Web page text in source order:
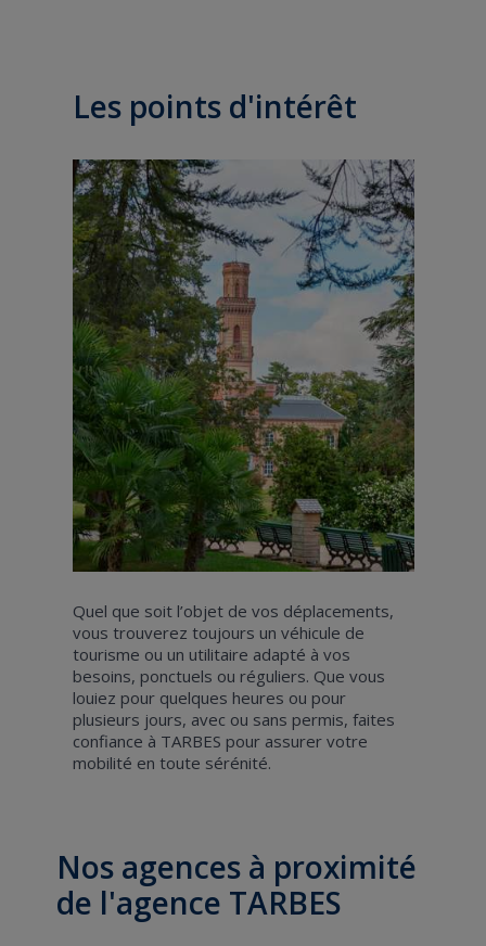
Les points d'intérêt
Quel que soit l’objet de vos déplacements,
vous trouverez toujours un véhicule de
tourisme ou un utilitaire adapté à vos
besoins, ponctuels ou réguliers. Que vous
louiez pour quelques heures ou pour
plusieurs jours, avec ou sans permis, faites
confiance à TARBES pour assurer votre
mobilité en toute sérénité.
Nos agences à proximité
de l'agence TARBES